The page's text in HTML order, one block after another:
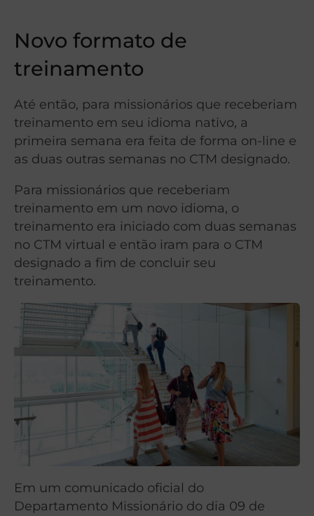
Novo formato de
treinamento
Até então, para missionários que receberiam
treinamento em seu idioma nativo, a
primeira semana era feita de forma on-line e
as duas outras semanas no CTM designado.
Para missionários que receberiam
treinamento em um novo idioma, o
treinamento era iniciado com duas semanas
no CTM virtual e então iram para o CTM
designado a fim de concluir seu
treinamento.
Em um comunicado oficial do
Departamento Missionário do dia 09 de